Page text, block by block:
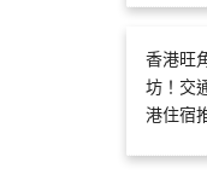
香港旺
坊！交
港住宿